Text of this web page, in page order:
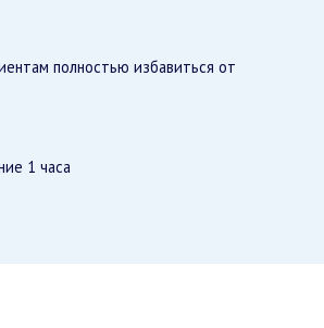
полностью избавиться от
1 часа